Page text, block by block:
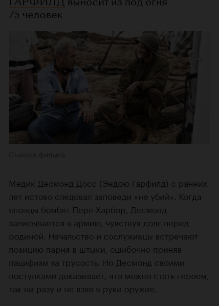
75 человек
Медик Десмонд Досс (Эндрю Гарфилд) с ранних
лет истово следовал заповеди «не убий». Когда
японцы бомбят Перл-Харбор, Десмонд
записывается в армию, чувствуя долг перед
родиной. Начальство и сослуживцы встречают
позицию парня в штыки, ошибочно приняв
пацифизм за трусость. Но Десмонд своими
поступками доказывает, что можно стать героем,
так ни разу и не взяв в руки оружие.